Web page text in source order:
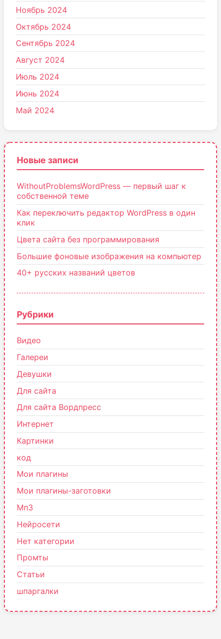
Ноябрь 2024
Октябрь 2024
Сентябрь 2024
Август 2024
Июль 2024
Июнь 2024
Май 2024
Новые записи
WithoutProblemsWordPress — первый шаг к
собственной теме
Как переключить редактор WordPress в один
клик
Цвета сайта без программирования
Большие фоновые изображения на компьютер
40+ русских названий цветов
Рубрики
Видео
Галереи
Девушки
Для сайта
Для сайта Вордпресс
Интернет
Картинки
код
Мои плагины
Мои плагины-заготовки
Мп3
Нейросети
Нет категории
Промты
Статьи
шпаргалки